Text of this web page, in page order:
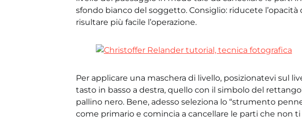
sfondo bianco del soggetto. Consiglio: riducete l’opacità
risultare più facile l’operazione.
Per applicare una maschera di livello, posizionatevi sul
tasto in basso a destra, quello con il simbolo del
pallino nero. Bene, adesso seleziona lo “strumento
come primario e comincia a cancellare le parti che non